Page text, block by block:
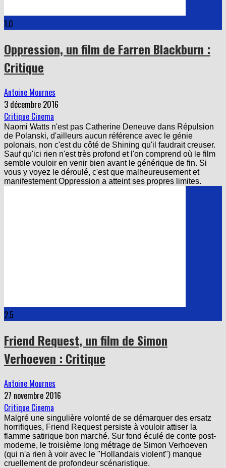
1.0
Oppression, un film de Farren Blackburn :
Critique
Antoine Mournes
3 décembre 2016
Critique Cinema
Naomi Watts n'est pas Catherine Deneuve dans Répulsion
de Polanski, d'ailleurs aucun référence avec le génie
polonais, non c'est du côté de Shining qu'il faudrait creuser.
Sauf qu'ici rien n'est très profond et l'on comprend où le film
semble vouloir en venir bien avant le générique de fin. Si
vous y voyez le déroulé, c'est que malheureusement et
manifestement Oppression a atteint ses propres limites.
2.5
Friend Request, un film de Simon
Verhoeven : Critique
Antoine Mournes
27 novembre 2016
Critique Cinema
Malgré une singulière volonté de se démarquer des ersatz
horrifiques, Friend Request persiste à vouloir attiser la
flamme satirique bon marché. Sur fond éculé de conte post-
moderne, le troisième long métrage de Simon Verhoeven
(qui n'a rien à voir avec le "Hollandais violent") manque
cruellement de profondeur scénaristique.